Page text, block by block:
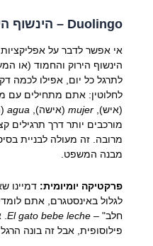
Duolingo – הינשוף
אי אפשר לדבר על אפליקציות
הינשוף הירוק והחמוד (או
לתרגל כל יום, אפילו לכמה
לחלוטין: אתם מתחילים עם
(איש), mujer(אישה), agua
מורכבים יותר דרך תרגילים
מרובה. זה מעולה לבניית
מבנה המשפט.
פרקטיקה יומיומית: דמיינו
לגלול באינסטגרם, אתם
חלב" – El gato bebe leche
.
פילוסופית, אבל זה בונה הרגל